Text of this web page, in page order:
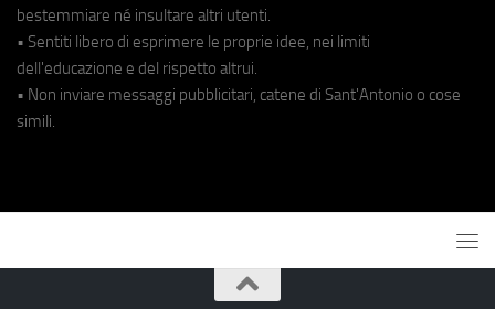
bestemmiare né insultare altri utenti.
• Sentiti libero di esprimere le proprie idee, nei limiti
dell'educazione e del rispetto altrui.
• Non inviare messaggi pubblicitari, catene di Sant'Antonio o cose
simili.